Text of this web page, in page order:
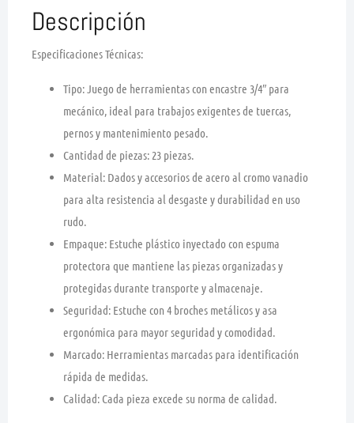
Descripción
Especificaciones Técnicas:
Tipo:Juego de herramientas con encastre 3/4″ para
mecánico, ideal para trabajos exigentes de tuercas,
pernos y mantenimiento pesado.
Cantidad de piezas: 23 piezas.
Material: Dados y accesorios de acero al cromo vanadio
para alta resistencia al desgaste y durabilidad en uso
rudo.
Empaque: Estuche plástico inyectado con espuma
protectora que mantiene las piezas organizadas y
protegidas durante transporte y almacenaje.
Seguridad: Estuche con 4 broches metálicosyasa
ergonómica para mayor seguridad y comodidad.
Marcado: Herramientas marcadas para identificación
rápida de medidas.
Calidad: Cada pieza excede su norma de calidad.